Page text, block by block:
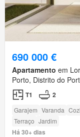
690 000 €
Apartamento em
Porto, Distrito do
T1 2
Garajem Varanda
Terraço Jardim
Há 30+ dias